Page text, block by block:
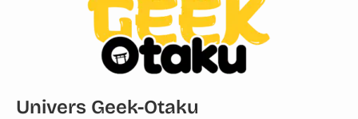
Univers Geek-Otaku